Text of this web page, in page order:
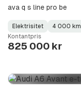
ava q s line pro be
Fuel
Type:
Elektrisitet
Kilometerstand:
4 000 km
Model
Year:
Gearbox
Type:
Kontantpris
825 000 kr